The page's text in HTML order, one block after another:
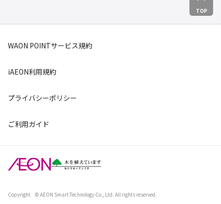
TOP
WAON POINTサービス規約
iAEON利用規約
プライバシーポリシー
ご利用ガイド
Copyright © AEON Smart Technology Co., Ltd. All rights reserved.